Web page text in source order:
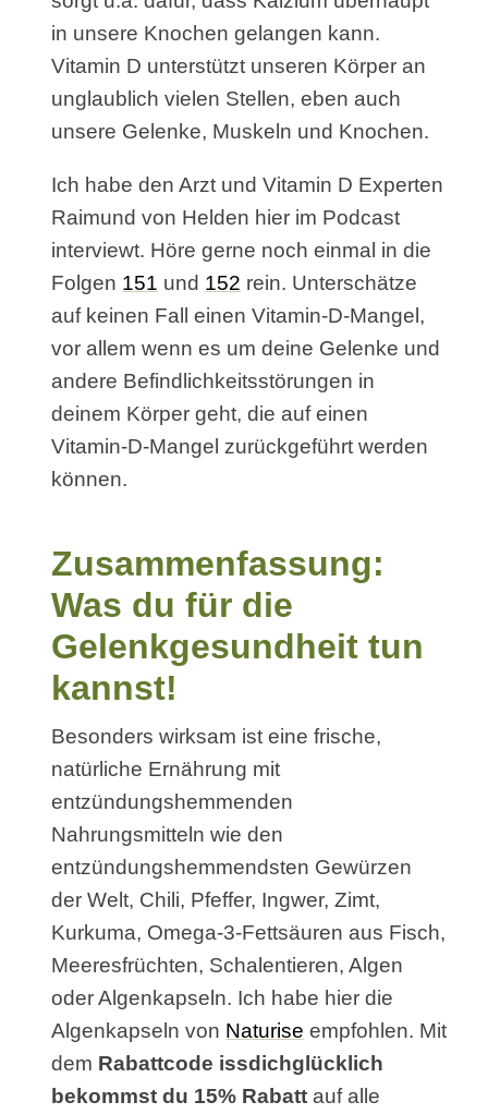
in unsere Knochen gelangen kann.
Vitamin D unterstützt unseren Körper an
unglaublich vielen Stellen, eben auch
unsere Gelenke, Muskeln und Knochen.
Ich habe den Arzt und Vitamin D Experten
Raimund von Helden hier im Podcast
interviewt. Höre gerne noch einmal in die
Folgen 151 und 152 rein. Unterschätze
auf keinen Fall einen Vitamin-D-Mangel,
vor allem wenn es um deine Gelenke und
andere Befindlichkeitsstörungen in
deinem Körper geht, die auf einen
Vitamin-D-Mangel zurückgeführt werden
können.
Zusammenfassung:
Was du für die
Gelenkgesundheit tun
kannst!
Besonders wirksam ist eine frische,
natürliche Ernährung mit
entzündungshemmenden
Nahrungsmitteln wie den
entzündungshemmendsten Gewürzen
der Welt, Chili, Pfeffer, Ingwer, Zimt,
Kurkuma, Omega-3-Fettsäuren aus Fisch,
Meeresfrüchten, Schalentieren, Algen
oder Algenkapseln. Ich habe hier die
Algenkapseln von Naturise empfohlen. Mit
dem Rabattcode issdichglücklich
bekommst du 15% Rabatt auf alle